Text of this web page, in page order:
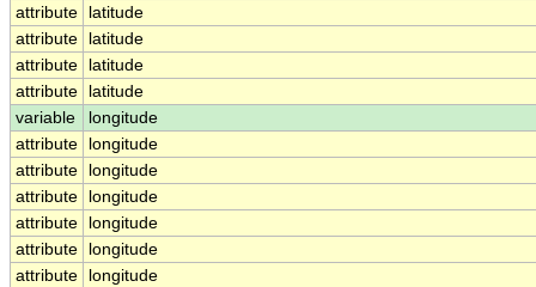
attribute
latitude
attribute
latitude
attribute
latitude
attribute
latitude
variable
longitude
attribute
longitude
attribute
longitude
attribute
longitude
attribute
longitude
attribute
longitude
attribute
longitude